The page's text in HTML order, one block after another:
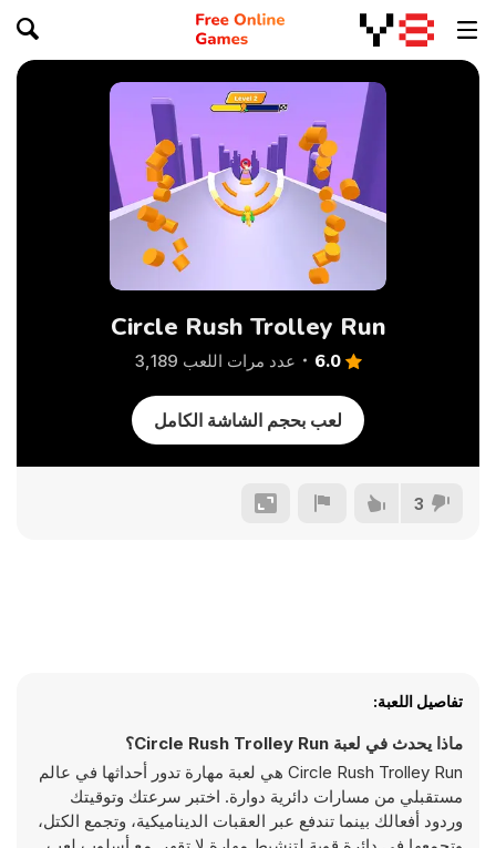
Circle Rush Trolley Run
6.0 عدد مرات اللعب 3,189
لعب بحجم الشاشة الكامل
3
تفاصيل اللعبة:
ماذا يحدث في لعبة Circle Rush Trolley Run؟
Circle Rush Trolley Run هي لعبة مهارة تدور أحداثها في عالم
مستقبلي من مسارات دائرية دوارة. اختبر سرعتك وتوقيتك
وردود أفعالك بينما تندفع عبر العقبات الديناميكية، وتجمع الكتل،